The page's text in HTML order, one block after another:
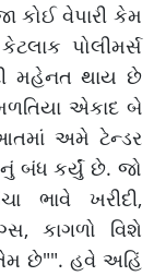
કોઈ વેપારી કેમ
પોલીમર્સ
મહેનત થાય છે
એકાદ બે
અમે ટેન્ડર
બંધ કર્યું છે. જો
ભાવે ખરીદી,
કાગળો વિશે
તેમ છે"". હવે અહિં